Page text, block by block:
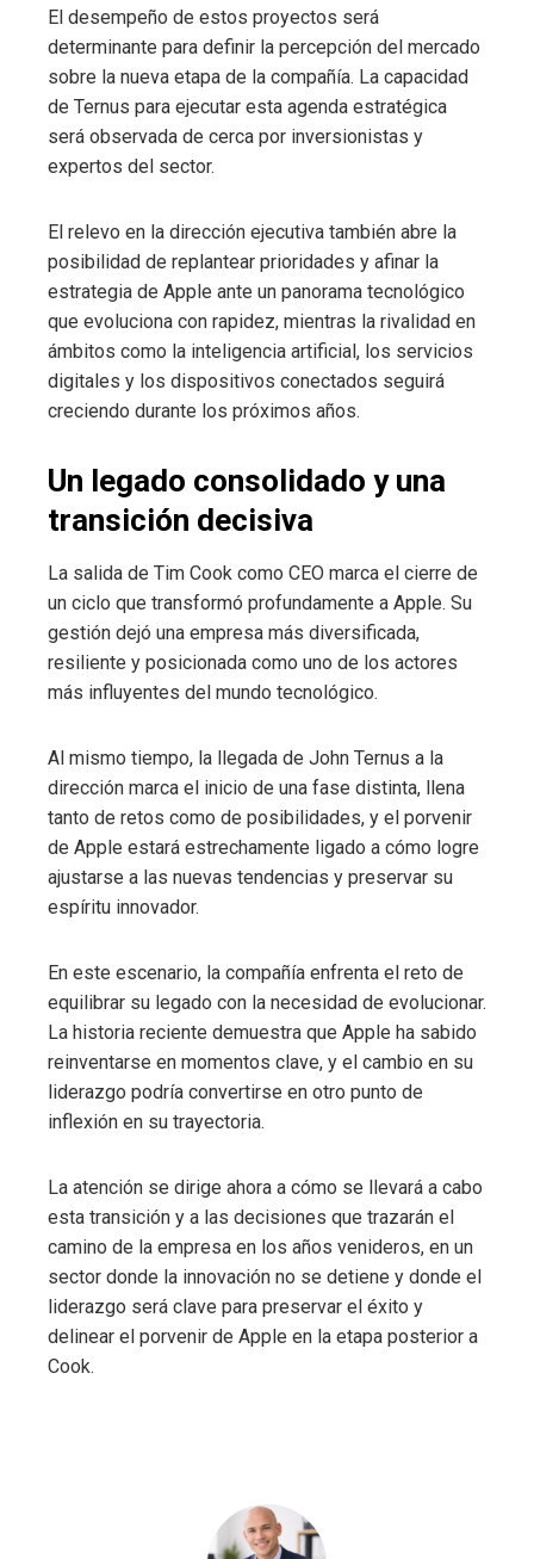
El desempeño de estos proyectos será
determinante para definir la percepción del mercado
sobre la nueva etapa de la compañía. La capacidad
de Ternus para ejecutar esta agenda estratégica
será observada de cerca por inversionistas y
expertos del sector.
El relevo en la dirección ejecutiva también abre la
posibilidad de replantear prioridades y afinar la
estrategia de Apple ante un panorama tecnológico
que evoluciona con rapidez, mientras la rivalidad en
ámbitos como la inteligencia artificial, los servicios
digitales y los dispositivos conectados seguirá
creciendo durante los próximos años.
Un legado consolidado y una
transición decisiva
La salida de Tim Cook como CEO marca el cierre de
un ciclo que transformó profundamente a Apple. Su
gestión dejó una empresa más diversificada,
resiliente y posicionada como uno de los actores
más influyentes del mundo tecnológico.
Al mismo tiempo, la llegada de John Ternus a la
dirección marca el inicio de una fase distinta, llena
tanto de retos como de posibilidades, y el porvenir
de Apple estará estrechamente ligado a cómo logre
ajustarse a las nuevas tendencias y preservar su
espíritu innovador.
En este escenario, la compañía enfrenta el reto de
equilibrar su legado con la necesidad de evolucionar.
La historia reciente demuestra que Apple ha sabido
reinventarse en momentos clave, y el cambio en su
liderazgo podría convertirse en otro punto de
inflexión en su trayectoria.
La atención se dirige ahora a cómo se llevará a cabo
esta transición y a las decisiones que trazarán el
camino de la empresa en los años venideros, en un
sector donde la innovación no se detiene y donde el
liderazgo será clave para preservar el éxito y
delinear el porvenir de Apple en la etapa posterior a
Cook.